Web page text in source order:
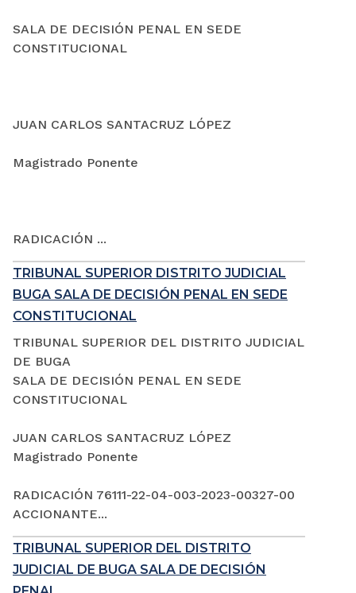
SALA DE DECISIÓN PENAL EN SEDE
CONSTITUCIONAL
JUAN CARLOS SANTACRUZ LÓPEZ
Magistrado Ponente
RADICACIÓN ...
TRIBUNAL SUPERIOR DISTRITO JUDICIAL
BUGA SALA DE DECISIÓN PENAL EN SEDE
CONSTITUCIONAL
TRIBUNAL SUPERIOR DEL DISTRITO JUDICIAL
DE BUGA
SALA DE DECISIÓN PENAL EN SEDE
CONSTITUCIONAL
JUAN CARLOS SANTACRUZ LÓPEZ
Magistrado Ponente
RADICACIÓN 76111-22-04-003-2023-00327-00
ACCIONANTE...
TRIBUNAL SUPERIOR DEL DISTRITO
JUDICIAL DE BUGA SALA DE DECISIÓN